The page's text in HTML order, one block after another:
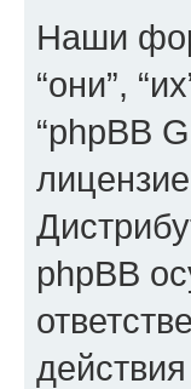
Наши
“они”,
“phpBB
phpBB